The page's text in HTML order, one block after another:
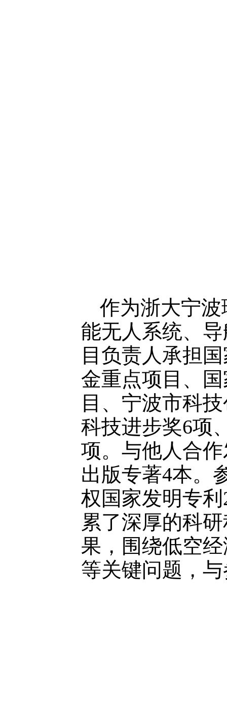
作为浙大宁
能无人系统、
目负责人承担
金重点项目、
目、宁波市科
科技进步奖6项
项。与他人合
出版专著4本。
权国家发明专
累了深厚的科
果，围绕低空
等关键问题，